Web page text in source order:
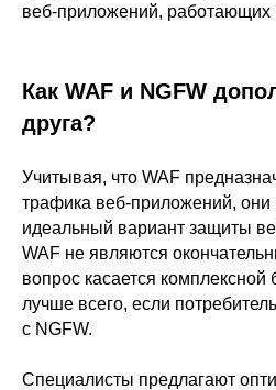
веб-приложений, работающих
Как WAF и NGFW
друга?
Учитывая, что WAF
трафика веб-приложений, они
идеальный вариант защиты
WAF не являются
вопрос касается комплексной
лучше всего, если
с NGFW.
Специалисты предлагают